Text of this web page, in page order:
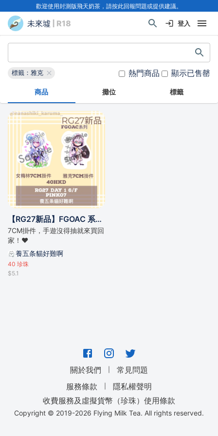
歡迎使用封測版飛天奶茶，請按此回報問題或提供建議。
未來墟 | R18 登入
標籤：雅克 熱門商品 顯示已售罄
商品 攤位 標籤
【RG27新品】FGOAC 系列女梅林/雅克掛件
7CM掛件，手遊沒得抽就來買回
家！❤️
養五条貓好難啊
40 珍珠
$5.1
關於我們 ｜
常見問題
服務條款
｜
隱私權聲明
收費服務及虛擬貨幣（珍珠）使用條款
Copyright © 2019-2026 Flying Milk Tea. All rights reserved.